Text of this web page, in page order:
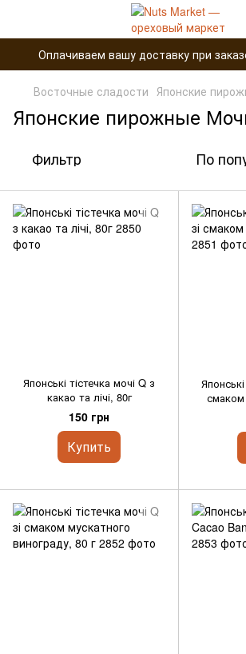
Оплачиваем вашу доставку при
Восточные сладости Японские
Японские пирожные
Фильтр По
Японські тістечка мочі Q з
какао та лічі, 80г
150 грн
Купить
Японські
смаком